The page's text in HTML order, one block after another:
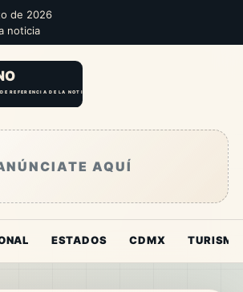
de 2026
noticia
AQUÍ
ESTADOS CDMX TURISMO